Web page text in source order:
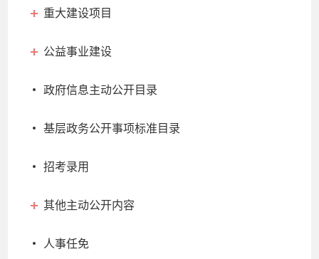
重大建设项目
公益事业建设
政府信息主动公开目录
基层政务公开事项标准目录
招考录用
其他主动公开内容
人事任免